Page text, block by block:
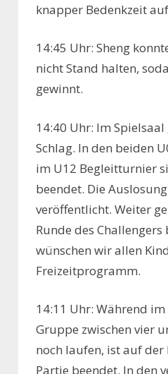
knapper Bedenkzeit
14:45 Uhr: Sheng
nicht Stand halten,
gewinnt.
14:40 Uhr: Im
Schlag. In den beiden
im U12 Begleitturnier
beendet. Die
veröffentlicht. Weiter
Runde des
wünschen wir allen
Freizeitprogramm.
14:11 Uhr: Während im
Gruppe zwischen vier
noch laufen, ist auf der
Partie beendet. In den